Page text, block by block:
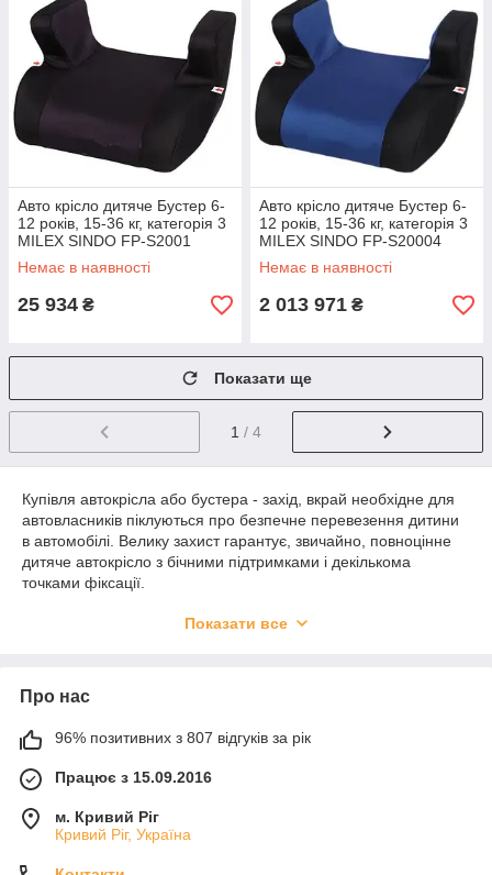
Авто крісло дитяче Бустер 6-
12 років, 15-36 кг, категорія 3
MILEX SINDO FP-S2001
чорний,пенопл
Немає в наявності
25 934 ₴
Авто крісло дитяче Бустер 6-
12 років, 15-36 кг, категорія 3
MILEX SINDO FP-S20004
голуб,пенопл
Немає в наявності
2 013 971 ₴
Показати ще
1 / 4
Купівля автокрісла або бустера - захід, вкрай необхідне для
автовласників піклуються про безпечне перевезення дитини
в автомобілі. Велику захист гарантує, звичайно, повноцінне
дитяче автокрісло з бічними підтримками і декількома
точками фіксації.
альтернативної покупкою в даному випадку може стати
автомобільному кріслі вище. Це необхідно для фіксації
Рекомендуються бустери для дітей від 15кг, починаючи з
Бустери часто досить компактні, мають невелику вагу, прості
в установці. Їх зручно використовувати в невеликих
автомобілях. Бустери служать прекрасним варіантом для
Показати все
Про нас
96% позитивних з 807 відгуків за рік
Працює з 15.09.2016
м. Кривий Ріг
Кривий Ріг, Україна